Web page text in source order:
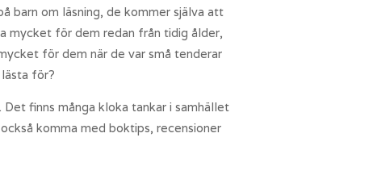
barn om läsning, de kommer själva att
mycket för dem redan från tidig ålder,
för dem när de var små tenderar
för?
finns många kloka tankar i samhället
komma med boktips, recensioner